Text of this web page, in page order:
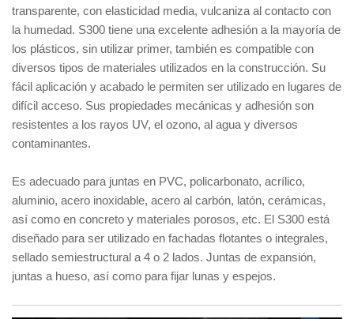
transparente, con elasticidad media, vulcaniza al contacto con
la humedad. S300 tiene una excelente adhesión a la mayoría de
los plásticos, sin utilizar primer, también es compatible con
diversos tipos de materiales utilizados en la construcción. Su
fácil aplicación y acabado le permiten ser utilizado en lugares de
difícil acceso. Sus propiedades mecánicas y adhesión son
resistentes a los rayos UV, el ozono, al agua y diversos
contaminantes.
Es adecuado para juntas en PVC, policarbonato, acrílico,
aluminio, acero inoxidable, acero al carbón, latón, cerámicas,
así como en concreto y materiales porosos, etc. El S300 está
diseñado para ser utilizado en fachadas flotantes o integrales,
sellado semiestructural a 4 o 2 lados. Juntas de expansión,
juntas a hueso, así como para fijar lunas y espejos.